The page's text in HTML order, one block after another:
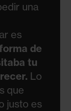
una
es
de
tu
Lo
que
justo es